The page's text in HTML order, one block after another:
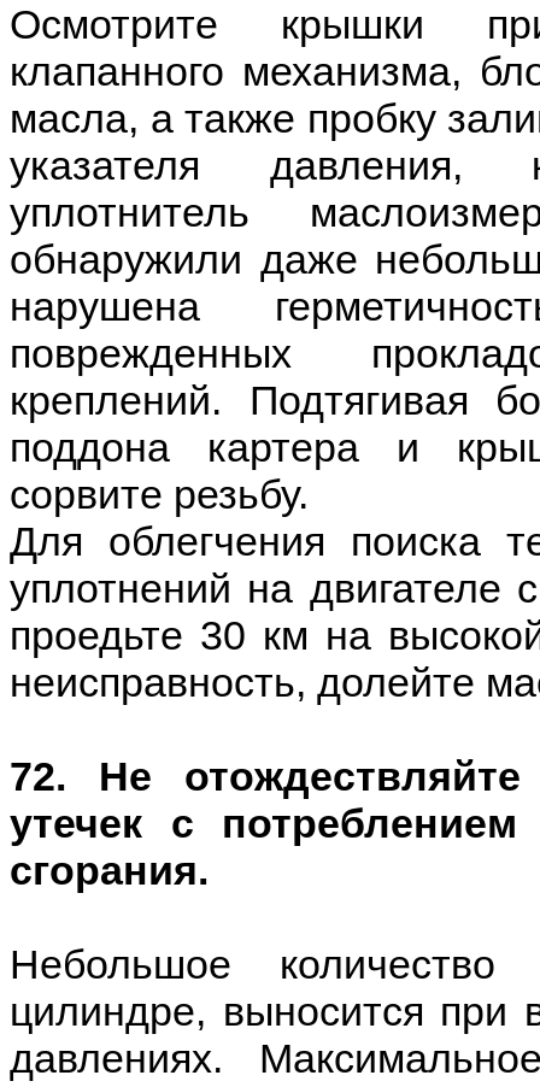
Осмотрите крышки
клапанного механизма,
масла, а также пробку
указателя давления,
уплотнитель
обнаружили даже
нарушена
поврежденных
креплений. Подтягивая
поддона картера и
сорвите резьбу.
Для облегчения поиска
уплотнений на двигателе
проедьте 30 км на
неисправность, долейте
72. Не
утечек с
сгорания.
Небольшое
цилиндре, выносится при
давлениях.